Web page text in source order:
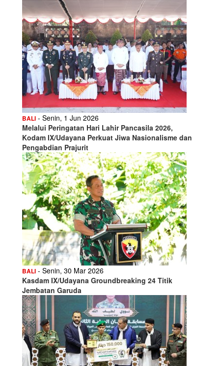
BALI - Senin, 1 Jun 2026
Melalui Peringatan Hari Lahir Pancasila 2026,
Kodam IX/Udayana Perkuat Jiwa Nasionalisme dan
Pengabdian Prajurit
BALI - Senin, 30 Mar 2026
Kasdam IX/Udayana Groundbreaking 24 Titik
Jembatan Garuda